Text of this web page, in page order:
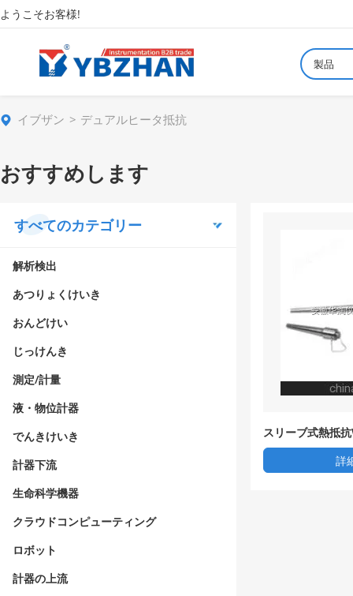
ようこそお客様!
製品
イブザン デュアルヒータ抵抗
おすすめします
すべてのカテゴリー
解析検出
あつりょくけいき
おんどけい
じっけんき
測定/計量
液・物位計器
でんきけいき
計器下流
生命科学機器
クラウドコンピューティング
ロボット
計器の上流
スリーブ式熱抵
価格/技術パラメ
詳